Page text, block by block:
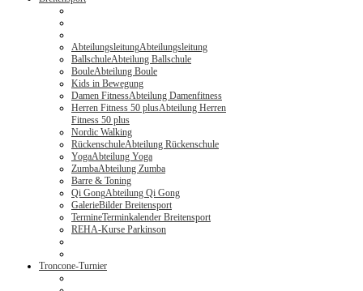
AbteilungsleitungAbteilungsleitung
BallschuleAbteilung Ballschule
BouleAbteilung Boule
Kids in Bewegung
Damen FitnessAbteilung Damenfitness
Herren Fitness 50 plusAbteilung Herren
Fitness 50 plus
Nordic Walking
RückenschuleAbteilung Rückenschule
YogaAbteilung Yoga
ZumbaAbteilung Zumba
Barre & Toning
Qi GongAbteilung Qi Gong
GalerieBilder Breitensport
TermineTerminkalender Breitensport
REHA-Kurse Parkinson
Troncone-Turnier